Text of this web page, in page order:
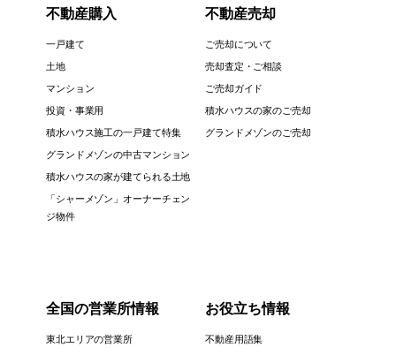
不動産購入
一戸建て
土地
マンション
投資・事業用
積水ハウス施工の一戸建て特集
グランドメゾンの中古マンション
積水ハウスの家が建てられる土地
「シャーメゾン」オーナーチェン
ジ物件
不動産売却
ご売却について
売却査定・ご相談
ご売却ガイド
積水ハウスの家のご売却
グランドメゾンのご売却
全国の営業所情報
東北エリアの営業所
お役立ち情報
不動産用語集